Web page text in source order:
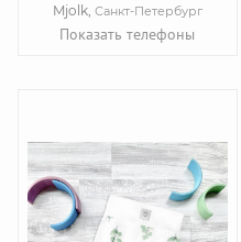
Mjolk, Санкт-Петербург
Показать телефоны